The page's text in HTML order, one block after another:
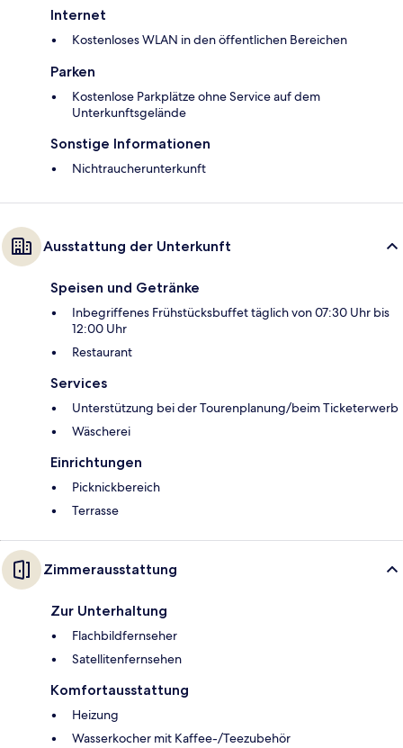
Internet
Kostenloses WLAN in den öffentlichen Bereichen
Parken
Kostenlose Parkplätze ohne Service auf dem
Unterkunftsgelände
Sonstige Informationen
Nichtraucherunterkunft
Ausstattung der Unterkunft
Speisen und Getränke
Inbegriffenes Frühstücksbuffet täglich von 07:30 Uhr bis
12:00 Uhr
Restaurant
Services
Unterstützung bei der Tourenplanung/beim Ticketerwerb
Wäscherei
Einrichtungen
Picknickbereich
Terrasse
Zimmerausstattung
Zur Unterhaltung
Flachbildfernseher
Satellitenfernsehen
Komfortausstattung
Heizung
Wasserkocher mit Kaffee-/Teezubehör